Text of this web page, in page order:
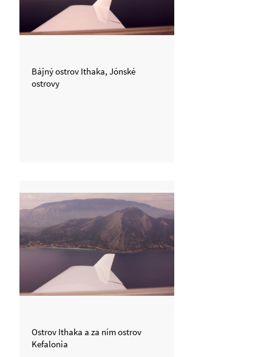
Bájný ostrov Ithaka, Jónské
ostrovy
Ostrov Ithaka a za ním ostrov
Kefalonia